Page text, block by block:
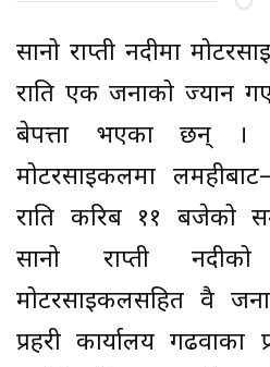
सानो राप्ती नदीमा
राति एक जनाको ज्यान
बेपत्ता भएका छन् ।
मोटरसाइकलमा
राति करिब ११ बजेको
सानो राप्ती
मोटरसाइकलसहित दुवै
प्रहरी कार्यालय गढवाका